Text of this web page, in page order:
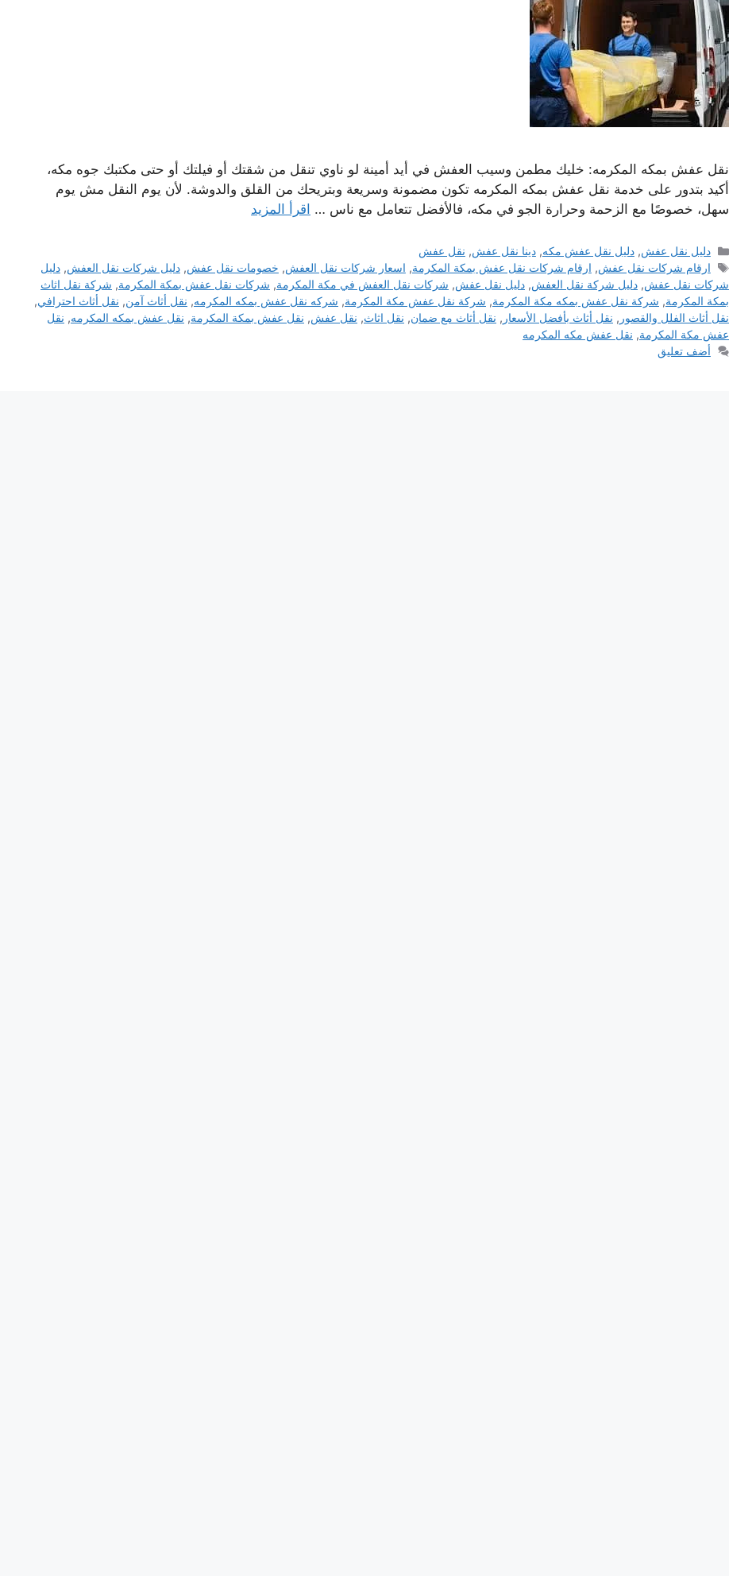
نقل عفش بمكه المكرمه: خليك مطمن وسيب العفش في أيد أمينة لو ناوي تنقل من شقتك أو فيلتك أو حتى مكتبك جوه مكه،
أكيد بتدور على خدمة نقل عفش بمكه المكرمه تكون مضمونة وسريعة وبتريحك من القلق والدوشة. لأن يوم النقل مش يوم
سهل، خصوصًا مع الزحمة وحرارة الجو في مكه، فالأفضل تتعامل مع ناس … اقرأ المزيد
التصنيفات
دليل نقل عفش,دليل نقل عفش مكه,دينا نقل عفش, نقل عفش
الوسوم
ارقام شركات نقل عفش, ارقام شركات نقل عفش بمكة المكرمة, اسعار شركات نقل العفش, خصومات نقل عفش,دليل شركات نقل العفش,دليل
شركات نقل عفش, دليل شركة نقل العفش, دليل نقل عفش, شركات نقل العفش في مكة المكرمة, شركات نقل عفش بمكة المكرمة, شركة نقل اثاث
بمكة المكرمة, شركة نقل عفش بمكه مكة المكرمة, شركة نقل عفش مكة المكرمة, شركه نقل عفش بمكه المكرمه, نقل أثاث آمن, نقل أثاث احترافي,
نقل أثاث الفلل والقصور , نقل أثاث بأفضل الأسعار , نقل أثاث مع ضمان, نقل اثاث, نقل عفش, نقل عفش بمكة المكرمة, نقل عفش بمكه المكرمه, نقل
عفش مكة المكرمة, نقل عفش مكه المكرمه
أضف تعليق